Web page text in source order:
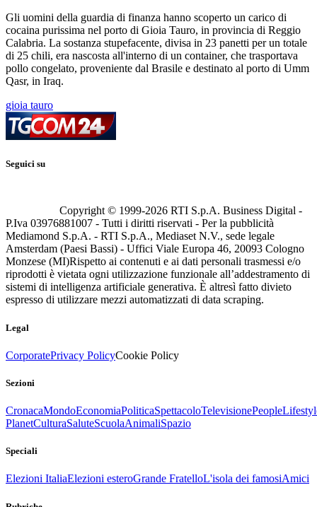
Gli uomini della guardia di finanza hanno scoperto un carico di
cocaina purissima nel porto di Gioia Tauro, in provincia di Reggio
Calabria. La sostanza stupefacente, divisa in 23 panetti per un totale
di 25 chili, era nascosta all'interno di un container, che trasportava
pollo congelato, proveniente dal Brasile e destinato al porto di Umm
Qasr, in Iraq.
gioia tauro
Seguici su
Copyright © 1999-2026 RTI S.p.A. Business Digital -
P.Iva 03976881007 - Tutti i diritti riservati - Per la pubblicità
Mediamond S.p.A. - RTI S.p.A., Mediaset N.V., sede legale
Amsterdam (Paesi Bassi) - Uffici Viale Europa 46, 20093 Cologno
Monzese (MI)Rispetto ai contenuti e ai dati personali trasmessi e/o
riprodotti è vietata ogni utilizzazione funzionale all’addestramento di
sistemi di intelligenza artificiale generativa. È altresì fatto divieto
espresso di utilizzare mezzi automatizzati di data scraping.
Legal
CorporatePrivacy PolicyCookie Policy
Sezioni
CronacaMondoEconomiaPoliticaSpettacoloTelevisionePeople
PlanetCulturaSaluteScuolaAnimaliSpazio
Speciali
Elezioni ItaliaElezioni esteroGrande FratelloL'isola dei famosiAmici